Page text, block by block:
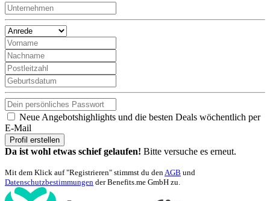
Neue Angebotshighlights und die besten Deals wöchentlich per
E-Mail
Profil erstellen
Da ist wohl etwas schief gelaufen! Bitte versuche es erneut.
Mit dem Klick auf "Registrieren" stimmst du denAGB und
Datenschutzbestimmungen der Benefits.me GmbH zu.